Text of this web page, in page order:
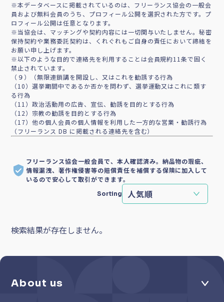
※本データベースに掲載されているのは、フリーランス協会の一般会
員および無料会員のうち、プロフィール公開を選択された方です。プ
ロフィール公開は任意となります。
※当協会は、マッチングや契約内容には一切関与いたしません。秘密
保持契約や業務委託契約は、くれぐれもご自身の責任において締結を
お願い申し上げます。
※以下のような目的で連絡先を利用することは会員規約11条で固く
禁止されています。
（９）（無限連鎖講を開設し、又はこれを勧誘する行為
（10）選挙期間中であるか否かを問わず、選挙運動又はこれに類す
る行為
（11）政治活動用の広告、宣伝、勧誘を目的とする行為
（12）宗教の勧誘を目的とする行為
（17）他の個人会員の個人情報を利用した一方的な営業・勧誘行為
（フリーランス DB に掲載される連絡先を含む）
フリーランス協会一般会員で、本人確認済み。納品物の瑕疵、
情報漏洩、著作権侵害等の賠償責任を補償する保険に加入して
いるので安心して取引ができます。
Sorting
検索結果が存在しません。
About us